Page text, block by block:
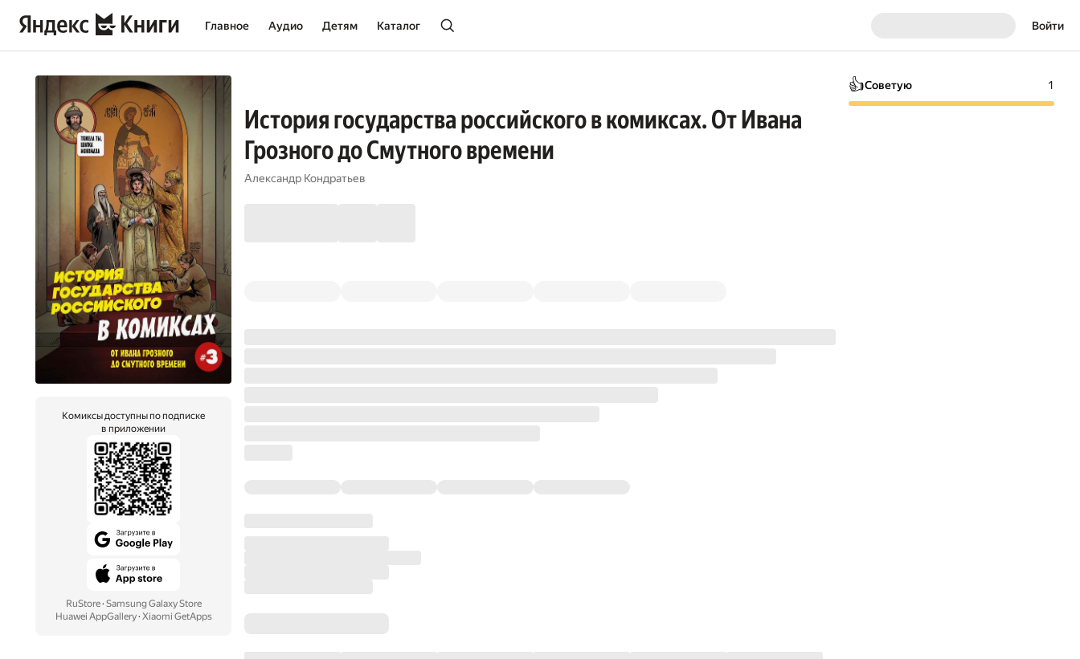
Главное Аудио Детям Каталог Войти
Комиксы доступны по подписке
в приложении
RuStore· Samsung Galaxy Store
Huawei AppGallery· Xiaomi GetApps
История государства российского в комиксах. От Ивана
Грозного до Смутного времени
Александр Кондратьев
👍Советую 1